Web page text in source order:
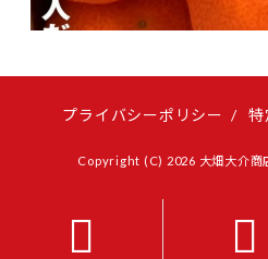
プライバシーポリシー /
Copyright (C) 2026 大畑大介
 